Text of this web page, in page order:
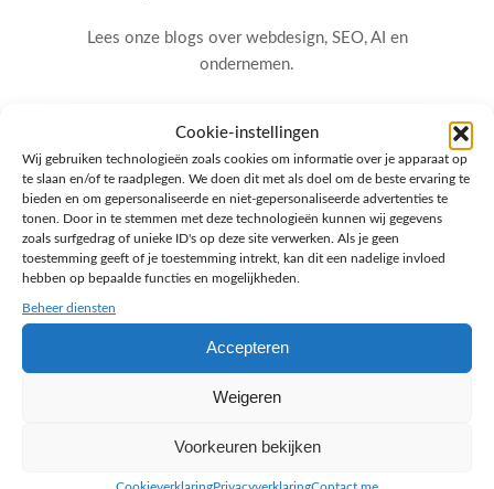
Cookie-instellingen
Wij gebruiken technologieën zoals cookies om informatie over je apparaat op
te slaan en/of te raadplegen. We doen dit met als doel om de beste ervaring te
bieden en om gepersonaliseerde en niet-gepersonaliseerde advertenties te
tonen. Door in te stemmen met deze technologieën kunnen wij gegevens
zoals surfgedrag of unieke ID's op deze site verwerken. Als je geen
toestemming geeft of je toestemming intrekt, kan dit een nadelige invloed
hebben op bepaalde functies en mogelijkheden.
Beheer diensten
Accepteren
Weigeren
Voorkeuren bekijken
CookieverklaringPrivacyverklaringContact me
Lees onze blogs over webdesign, SEO, AI en
ondernemen.